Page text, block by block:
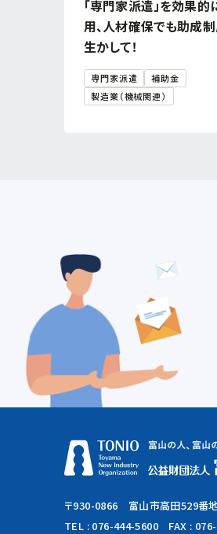
「専門家派遣」を効果的
用、人材確保でも助成
生かして！
専門家派遣
補助金
製造業（機械関連）
〒930-0866 富山市高田529番
TEL : 076-444-5600 FAX :